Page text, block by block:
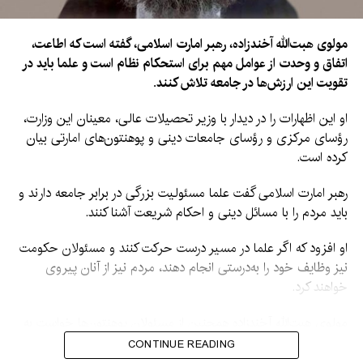
مولوی هبت‌الله آخندزاده، رهبر امارت اسلامی، گفته است که اطاعت،
اتفاق و وحدت از عوامل مهم برای استحکام نظام است و علما باید در
تقویت این ارزش‌ها در جامعه تلاش کنند.
او این اظهارات را در دیدار با وزیر تحصیلات عالی، معینان این وزارت،
رؤسای مرکزی و رؤسای جامعات دینی و پوهنتون‌های امارتی بیان
کرده است.
رهبر امارت اسلامی گفت علما مسئولیت بزرگی در برابر جامعه دارند و
باید مردم را با مسائل دینی و احکام شریعت آشنا کنند.
او افزود که اگر علما در مسیر درست حرکت کنند و مسئولان حکومت
نیز وظایف خود را به‌درستی انجام دهند، مردم نیز از آنان پیروی
خواهند کرد.
آموزش و تربیت محصلان توجه جدی داشته باشند و آنان را در کنار
CONTINUE READING